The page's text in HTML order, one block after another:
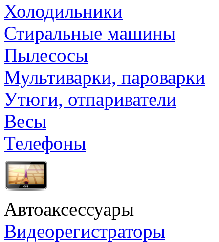
Холодильники
Стиральные машины
Пылесосы
Мультиварки, пароварки
Утюги, отпариватели
Весы
Телефоны
Автоаксессуары
Видеорегистраторы